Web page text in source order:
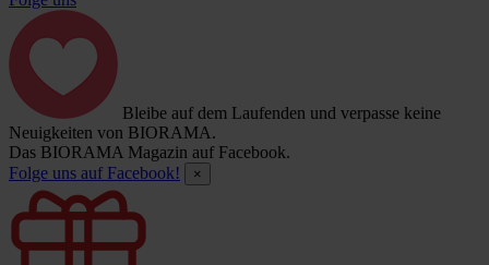
Bleibe auf dem Laufenden und verpasse keine
Neuigkeiten von BIORAMA.
Das BIORAMA Magazin auf Facebook.
Folge uns auf Facebook!
×